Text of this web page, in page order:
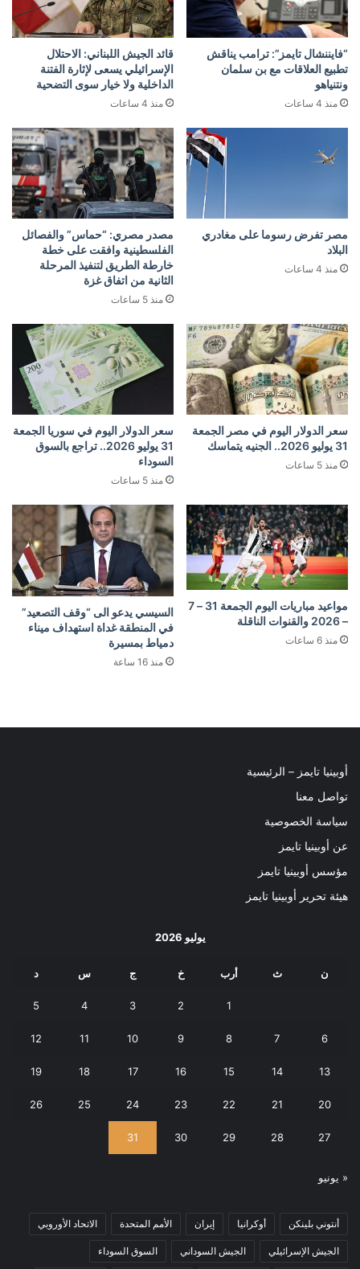
“فايننشال تايمز”: ترامب يناقش
تطبيع العلاقات مع بن سلمان
ونتنياهو
منذ 4 ساعات
قائد الجيش اللبناني: الاحتلال
الإسرائيلي يسعى لإثارة الفتنة
الداخلية ولا خيار سوى التضحية
منذ 4 ساعات
مصر تفرض رسوما على مغادري
البلاد
منذ 4 ساعات
مصدر مصري: “حماس” والفصائل
الفلسطينية وافقت على خطة
خارطة الطريق لتنفيذ المرحلة
الثانية من اتفاق غزة
منذ 5 ساعات
سعر الدولار اليوم في مصر الجمعة
31 يوليو 2026.. الجنيه يتماسك
منذ 5 ساعات
سعر الدولار اليوم في سوريا الجمعة
31 يوليو 2026.. تراجع بالسوق
السوداء
منذ 5 ساعات
مواعيد مباريات اليوم الجمعة 31 – 7
– 2026 والقنوات الناقلة
منذ 6 ساعات
السيسي يدعو الى “وقف التصعيد”
في المنطقة غداة استهداف ميناء
دمياط بمسيرة
منذ 16 ساعة
أوبينيا تايمز – الرئيسية
تواصل معنا
سياسة الخصوصية
عن أوبينيا تايمز
مؤسس أوبينيا تايمز
هيئة تحرير أوبينيا تايمز
يوليو 2026
ن ث أرب خ ج س د
1
2
3
4
5
6
7
8
9
10
11
12
13
14
15
16
17
18
19
20
21
22
23
24
25
26
27
28
29
30
31
« يونيو
أنتوني بلينكن أوكرانيا إيران الأمم المتحدة الاتحاد الأوروبي
الجيش الإسرائيلي الجيش السوداني السوق السوداء